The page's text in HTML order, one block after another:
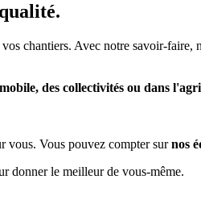
chantiers. Avec notre savoir-
des collectivités ou dans
vous. Vous pouvez compter surnos
donner le meilleur de vous-même.